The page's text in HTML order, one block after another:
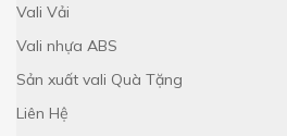
Vali Vải
Vali nhựa ABS
Sản xuất vali Quà Tặng
Liên Hệ